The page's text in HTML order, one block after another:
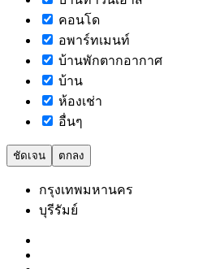
คอนโด
อพาร์ทเมนท์
บ้านพักตากอากาศ
บ้าน
ห้องเช่า
อื่นๆ
ชัดเจน ตกลง
กรุงเทพมหานคร
บุรีรัมย์